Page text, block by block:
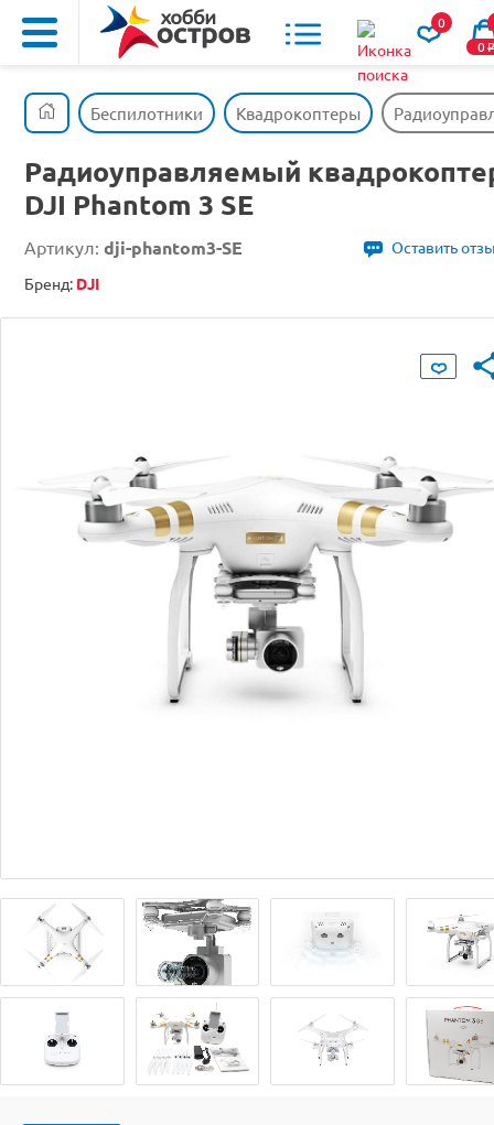
0
0o
Беспилотники Квадрокоптеры
Радиоуправляемый
DJI Phantom 3 SE
Артикул: dji-phantom3-SE
Оставить
Бренд: DJI